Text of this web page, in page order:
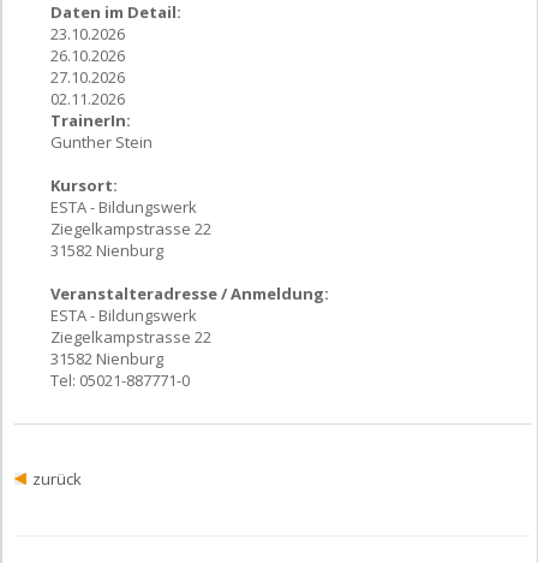
Daten im Detail:
23.10.2026
26.10.2026
27.10.2026
02.11.2026
TrainerIn:
Gunther Stein
Kursort:
ESTA - Bildungswerk
Ziegelkampstrasse 22
31582 Nienburg
Veranstalteradresse / Anmeldung:
ESTA - Bildungswerk
Ziegelkampstrasse 22
31582 Nienburg
Tel: 05021-887771-0
zurück